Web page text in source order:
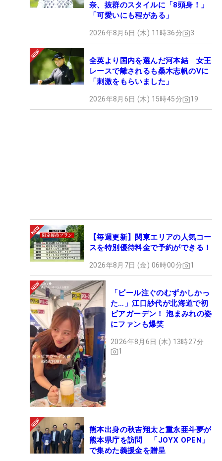
奈、抜群のスタイルに「8頭身！」
「可愛いにも程がある」
2026年8月6日 (木) 11時36分 3
全英より国内を選んだ河本結 女王
レースで離されるも桑木志帆のVに
「刺激をもらいました」
2026年8月6日 (木) 15時45分 19
【毎週更新】関東エリアの人気コー
スを特別優待料金で予約ができる！
2026年8月7日 (金) 06時00分 1
「ビール注ぐのむずかしかっ
た…」江口紗代が北海道で初
ビアガーデン！ 泡まみれの姿
にファンも爆笑
2026年8月6日 (木) 13時27分
1
熊本出身の秋吉翔太と重永亜斗夢が
熊本県庁を訪問 「JOYX OPEN」
で集めた義援金を贈呈